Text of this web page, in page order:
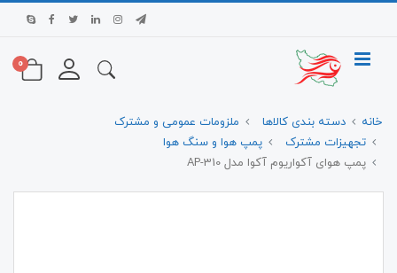
0
خانه دسته بندی کالاها
ملزومات عمومی و مشترک
تجهیزات مشترک
پمپ هوا و سنگ هوا
پمپ هوای آکواریوم آکوا مدل AP-310